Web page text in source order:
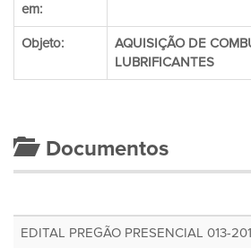
em:
Objeto:
AQUISIÇÃO DE
LUBRIFICANTES
Documentos
EDITAL PREGÃO PRESENCIAL 013-